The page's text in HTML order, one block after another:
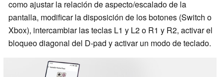
como ajustar la relación de aspecto/escalado de la
pantalla, modificar la disposición de los botones (Switch o
Xbox), intercambiar las teclas L1 y L2 o R1 y R2, activar el
bloqueo diagonal del D-pad y activar un modo de teclado.